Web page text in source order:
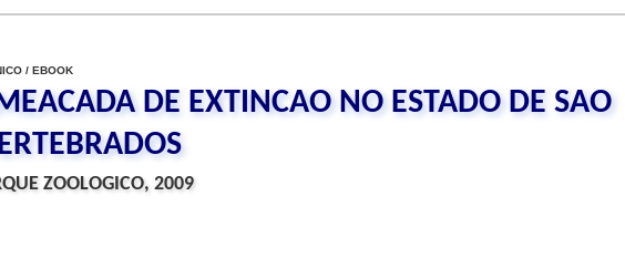
/ EBOOK
DE EXTINCAO NO ESTADO DE SAO
ZOOLOGICO, 2009